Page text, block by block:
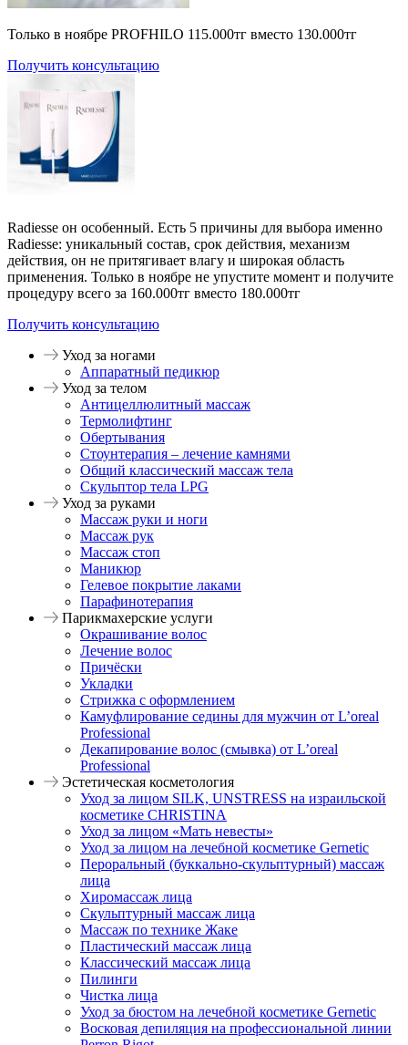
Только в ноябре PROFHILO 115.000тг вместо 130.000тг
Получить консультацию
Radiesse он особенный. Есть 5 причины для выбора именно
Radiesse: уникальный состав, срок действия, механизм
действия, он не притягивает влагу и широкая область
применения. Только в ноябре не упустите момент и получите
процедуру всего за 160.000тг вместо 180.000тг
Получить консультацию
Уход за ногами
Аппаратный педикюр
Уход за телом
Антицеллюлитный массаж
Термолифтинг
Обертывания
Стоунтерапия – лечение камнями
Общий классический массаж тела
Скульптор тела LPG
Уход за руками
Массаж руки и ноги
Массаж рук
Массаж стоп
Маникюр
Гелевое покрытие лаками
Парафинотерапия
Парикмахерские услуги
Окрашивание волос
Лечение волос
Причёски
Укладки
Стрижка с оформлением
Камуфлирование седины для мужчин от L’oreal
Professional
Декапирование волос (смывка) от L’oreal
Professional
Эстетическая косметология
Уход за лицом SILK, UNSTRESS на израильской
косметике CHRISTINA
Уход за лицом «Мать невесты»
Уход за лицом на лечебной косметике Gernetic
Пероральный (буккально-скульптурный) массаж
лица
Хиромассаж лица
Скульптурный массаж лица
Массаж по технике Жаке
Пластический массаж лица
Классический массаж лица
Пилинги
Чистка лица
Уход за бюстом на лечебной косметике Gernetic
Восковая депиляция на профессиональной линии